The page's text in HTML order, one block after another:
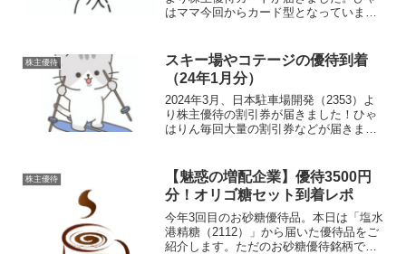
はママ今回からカード型となっています
優待券100株以上3,000円相当200株以上
4,...
株主優待
スキー場やコテージの優待到着
（24年1月分）
2024年3月、日本駐車場開発（2353）よ
り株主優待の割引券が届きました！ひゃ
はりん毎回大量の割引券などが届きます
泊招待券 ( １枚 ２名まで利用可）電子
の...
株主優待
【魅惑の増配企業】優待3500円
分！オリゴ糖セット到着レポ
今年3回目のお砂糖優待品。本日は「塩水
港精糖（2112）」から届いた優待品をご
紹介します。ただのお砂糖優待銘柄では